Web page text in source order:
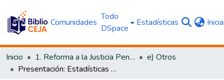
Comunidades
Todo
DSpace
Estadísticas
Inicio 1. Reforma a la Justicia Penal
e) Otros
Presentación: Estadísticas judiciales